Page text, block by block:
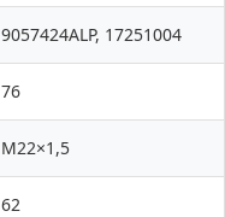
9057424ALP, 17251004
76
M22×1,5
62